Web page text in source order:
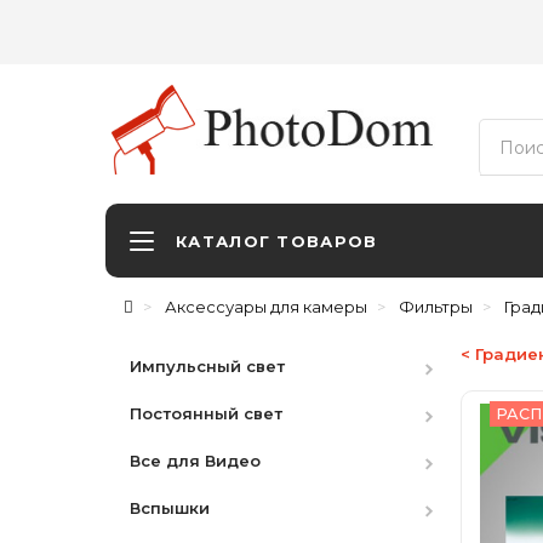
КАТАЛОГ ТОВАРОВ
Аксессуары для камеры Фильтры
Импульсный свет
Студийные вспышки
Наборы
Аксессуары
Постоянный свет
HMI
LED студийный
Все для Видео
Видоискатели
Вспышки
<